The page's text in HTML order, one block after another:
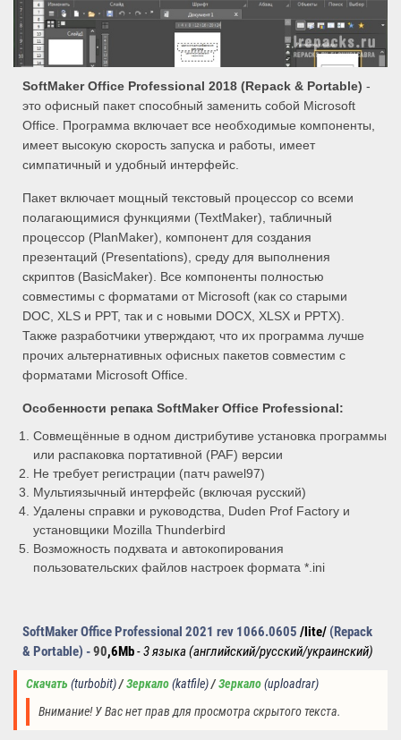
SoftMaker Office Professional 2018 (Repack & Portable) -
это офисный пакет способный заменить собой Microsoft
Office. Программа включает все необходимые компоненты,
имеет высокую скорость запуска и работы, имеет
симпатичный и удобный интерфейс.
Пакет включает мощный текстовый процессор со всеми
полагающимися функциями (TextMaker), табличный
процессор (PlanMaker), компонент для создания
презентаций (Presentations), среду для выполнения
скриптов (BasicMaker). Все компоненты полностью
совместимы с форматами от Microsoft (как со старыми
DOC, XLS и PPT, так и с новыми DOCX, XLSX и PPTX).
Также разработчики утверждают, что их программа лучше
прочих альтернативных офисных пакетов совместим с
форматами Microsoft Office.
Особенности репака SoftMaker Office Professional:
Совмещённые в одном дистрибутиве установка программы
или распаковка портативной (PAF) версии
Не требует регистрации (патч pawel97)
Мультиязычный интерфейс (включая русский)
Удалены справки и руководства, Duden Prof Factory и
установщики Mozilla Thunderbird
Возможность подхвата и автокопирования
пользовательских файлов настроек формата *.ini
SoftMaker Office Professional 2021 rev 1066.0605 /lite/ (Repack
& Portable) -90,6Mb- 3 языка (английский/русский/украинский)
Скачать (turbobit)/ Зеркало(katfile)/ Зеркало(uploadrar)
Внимание! У Вас нет прав для просмотра скрытого текста.